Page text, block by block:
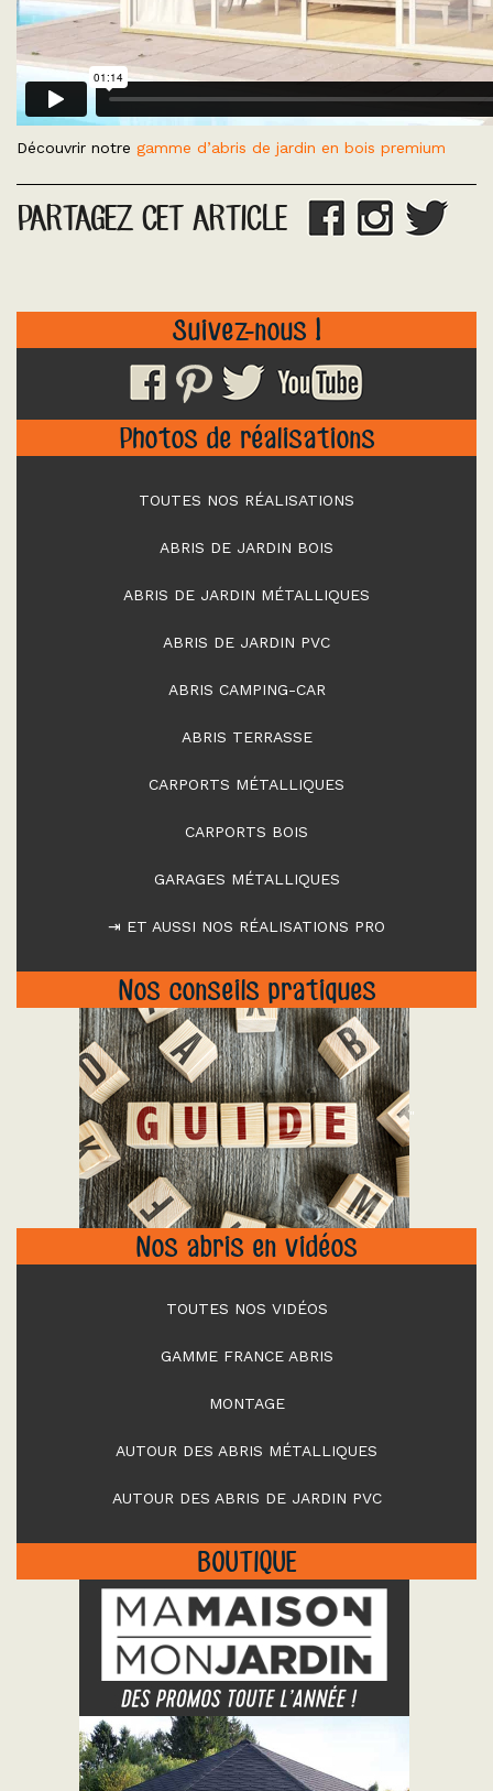
Découvrir notre gamme d’abris de jardin en bois premium
PARTAGEZ CET ARTICLE
Suivez-nous !
Photos de réalisations
TOUTES NOS RÉALISATIONS
ABRIS DE JARDIN BOIS
ABRIS DE JARDIN MÉTALLIQUES
ABRIS DE JARDIN PVC
ABRIS CAMPING-CAR
ABRIS TERRASSE
CARPORTS MÉTALLIQUES
CARPORTS BOIS
GARAGES MÉTALLIQUES
⇥ ET AUSSI NOS RÉALISATIONS PRO
Nos conseils pratiques
"
Nos abris en vidéos
TOUTES NOS VIDÉOS
GAMME FRANCE ABRIS
MONTAGE
AUTOUR DES ABRIS MÉTALLIQUES
AUTOUR DES ABRIS DE JARDIN PVC
BOUTIQUE